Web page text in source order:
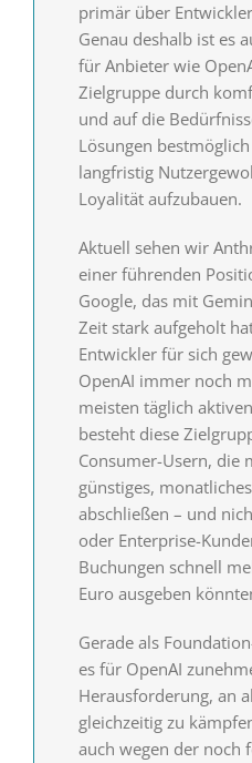
primär über
Genau deshalb ist es
für Anbieter wie
Zielgruppe durch
und auf die
Lösungen
langfristig
Loyalität aufzubauen.
Aktuell sehen wir
einer führenden
Google, das mit
Zeit stark aufgeholt
Entwickler für sich
OpenAI immer noch
meisten täglich
besteht diese
Consumer-Usern, die
günstiges,
abschließen – und
oder Enterprise-
Buchungen schnell
Euro ausgeben
Gerade als
es für OpenAI
Herausforderung, an
gleichzeitig zu
auch wegen der noch